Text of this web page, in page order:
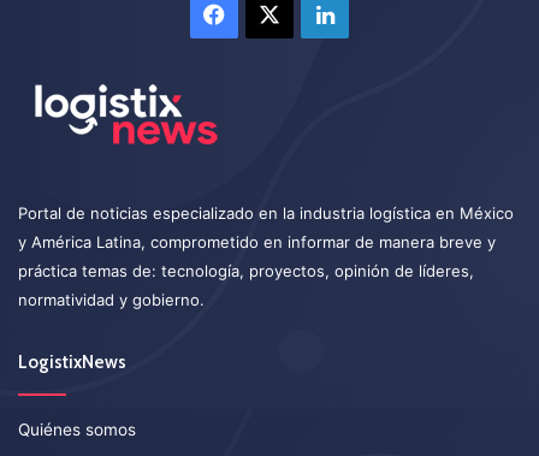
Facebook LinkedIn
Portal de noticias especializado en la industria logística en México
y América Latina, comprometido en informar de manera breve y
práctica temas de: tecnología, proyectos, opinión de líderes,
normatividad y gobierno.
LogistixNews
Quiénes somos